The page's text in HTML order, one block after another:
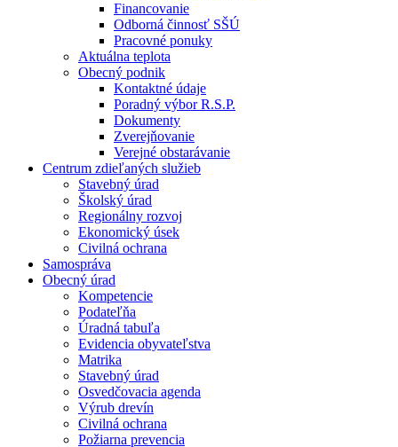
Financovanie
Odborná činnosť SŠÚ
Pracovné ponuky
Aktuálna teplota
Obecný podnik
Kontaktné údaje
Poradný výbor R.S.P.
Dokumenty
Zverejňovanie
Verejné obstarávanie
Centrum zdieľaných služieb
Stavebný úrad
Školský úrad
Regionálny rozvoj
Ekonomický úsek
Civilná ochrana
Samospráva
Obecný úrad
Kompetencie
Podateľňa
Úradná tabuľa
Evidencia obyvateľstva
Matrika
Stavebný úrad
Osvedčovacia agenda
Výrub drevín
Civilná ochrana
Požiarna prevencia